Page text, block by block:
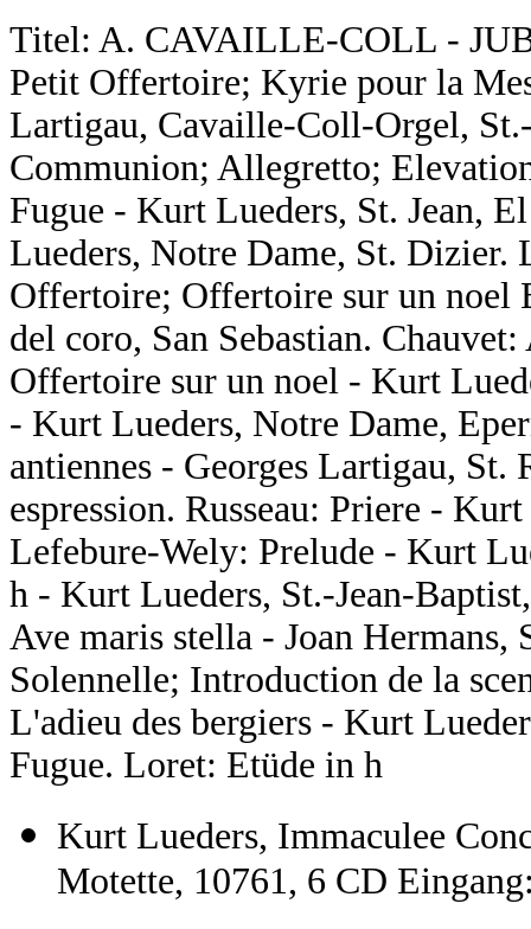
Titel: A. CAVAILLE-COLL -
Petit Offertoire; Kyrie pour la
Lartigau, Cavaille-Coll-Orgel,
Communion; Allegretto;
Fugue - Kurt Lueders, St. Jean,
Lueders, Notre Dame, St. Dizier.
Offertoire; Offertoire sur un noel
del coro, San Sebastian.
Offertoire sur un noel - Kurt
- Kurt Lueders, Notre Dame,
antiennes - Georges Lartigau, St.
espression. Russeau: Priere -
Lefebure-Wely: Prelude - Kurt
h - Kurt Lueders, St.-Jean-
Ave maris stella - Joan Hermans,
Solennelle; Introduction de la
L'adieu des bergiers - Kurt
Fugue. Loret: Etüde in h
Kurt Lueders, Immaculee
Motette, 10761, 6 CD